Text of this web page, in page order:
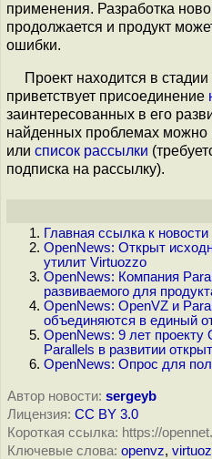
применения. Разработка
продолжается и продукт
ошибки.
Проект находится в
приветствует присоединение
заинтересованных в его
найденных проблемах можно
или список рассылки
подписка на рассылку).
Главная ссылка к новости
OpenNews: Открыт
утилит Virtuozzo
OpenNews: Компания
развиваемого для
OpenNews: OpenVZ и
объединяются в единый
OpenNews: 9 лет проекту
Parallels в развитии
OpenNews: Опрос для
Автор новости: sergeyb
Лицензия: CC BY 3.0
Короткая ссылка: https://
Ключевые слова: openvz,